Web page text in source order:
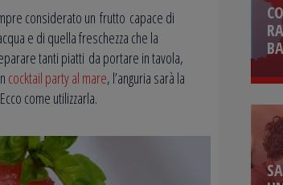
considerato un frutto capace di
e di quella freschezza che la
tanti piatti da portare in tavola,
cocktail party al mare, l’anguria sarà la
come utilizzarla.